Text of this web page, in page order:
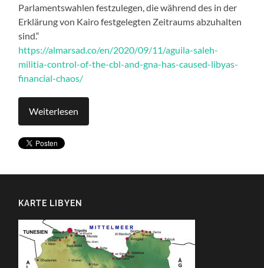
Parlamentswahlen festzulegen, die während des in der
Erklärung von Kairo festgelegten Zeitraums abzuhalten
sind.“
https://almarsad.co/en/2020/09/11/aguila-saleh-
militia-control-of-the-cbl-and-gna-has-caused-libyas-
financial-chaos/
Weiterlesen
KARTE LIBYEN